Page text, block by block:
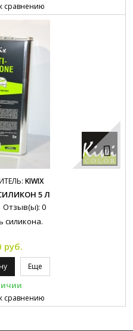
сравнению
KIWIX
5 Л
Отзыв(ы): 0
силикона.
руб.
Еще
сравнению